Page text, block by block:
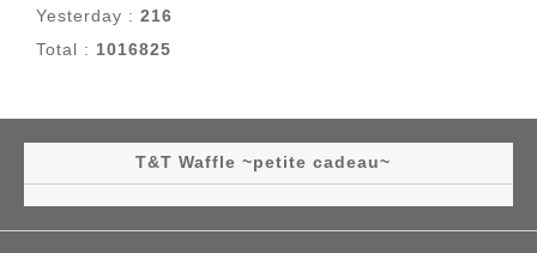
Yesterday : 216
Total : 1016825
T&T Waffle ~petite cadeau~